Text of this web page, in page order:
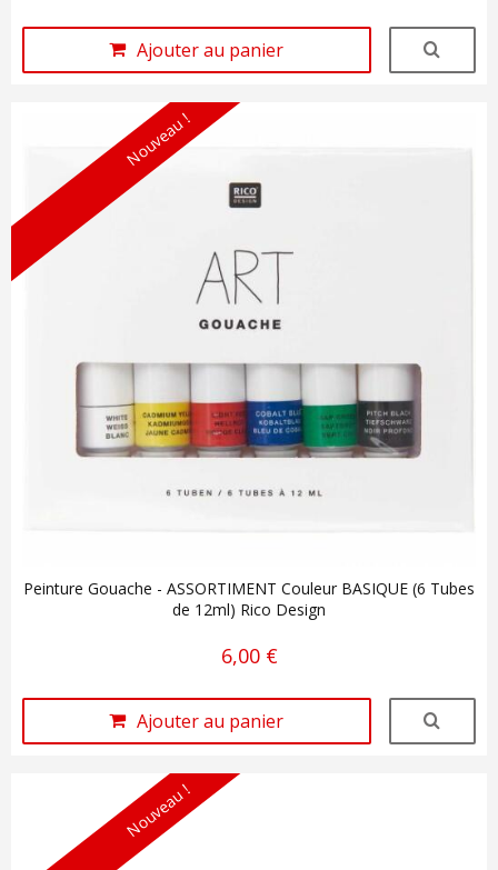
Ajouter au panier
Nouveau !
Peinture Gouache - ASSORTIMENT Couleur BASIQUE (6 Tubes
de 12ml) Rico Design
6,00 €
Ajouter au panier
Nouveau !